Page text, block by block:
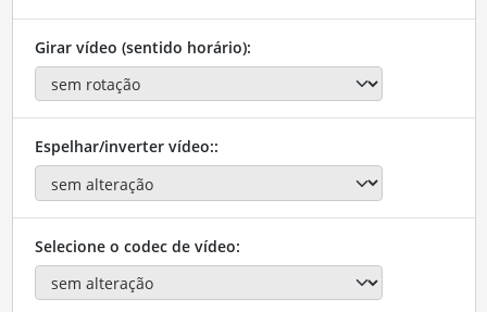
Girar vídeo (sentido horário):
Espelhar/inverter vídeo::
Selecione o codec de vídeo: